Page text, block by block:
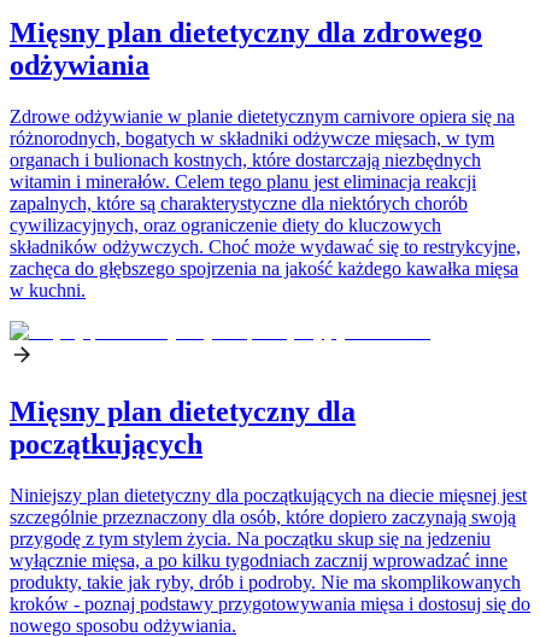
Mięsny plan dietetyczny dla zdrowego
odżywiania
Zdrowe odżywianie w planie dietetycznym carnivore opiera się na
różnorodnych, bogatych w składniki odżywcze mięsach, w tym
organach i bulionach kostnych, które dostarczają niezbędnych
witamin i minerałów. Celem tego planu jest eliminacja reakcji
zapalnych, które są charakterystyczne dla niektórych chorób
cywilizacyjnych, oraz ograniczenie diety do kluczowych
składników odżywczych. Choć może wydawać się to restrykcyjne,
zachęca do głębszego spojrzenia na jakość każdego kawałka mięsa
w kuchni.
Mięsny plan dietetyczny dla
początkujących
Niniejszy plan dietetyczny dla początkujących na diecie mięsnej jest
szczególnie przeznaczony dla osób, które dopiero zaczynają swoją
przygodę z tym stylem życia. Na początku skup się na jedzeniu
wyłącznie mięsa, a po kilku tygodniach zacznij wprowadzać inne
produkty, takie jak ryby, drób i podroby. Nie ma skomplikowanych
kroków - poznaj podstawy przygotowywania mięsa i dostosuj się do
nowego sposobu odżywiania.